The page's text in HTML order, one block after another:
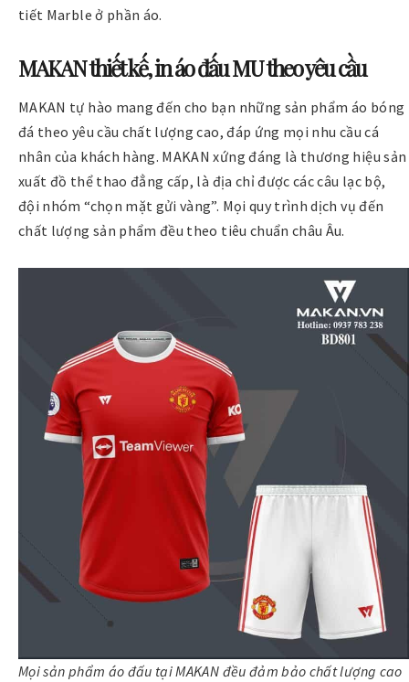
tiết Marble ở phần áo.
MAKAN thiết kế, in áo đấu MU theo yêu cầu
MAKAN tự hào mang đến cho bạn những sản phẩm áo bóng
đá theo yêu cầu chất lượng cao, đáp ứng mọi nhu cầu cá
nhân của khách hàng. MAKAN xứng đáng là thương hiệu sản
xuất đồ thể thao đẳng cấp, là địa chỉ được các câu lạc bộ,
đội nhóm “chọn mặt gửi vàng”. Mọi quy trình dịch vụ đến
chất lượng sản phẩm đều theo tiêu chuẩn châu Âu.
Mọi sản phẩm áo đấu tại MAKAN đều đảm bảo chất lượng cao